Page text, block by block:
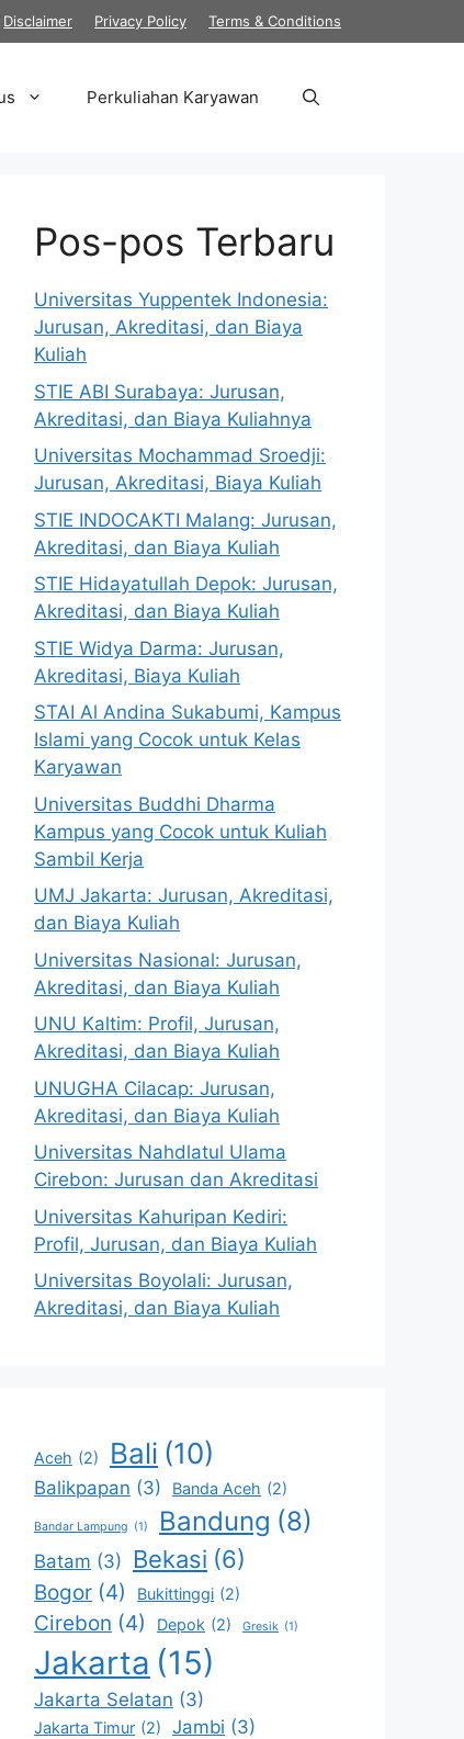
Disclaimer Privacy Policy Terms & Conditions
Perkuliahan Karyawan
Pos-pos Terbaru
Universitas Yuppentek Indonesia:
Jurusan, Akreditasi, dan Biaya
Kuliah
STIE ABI Surabaya: Jurusan,
Akreditasi, dan Biaya Kuliahnya
Universitas Mochammad Sroedji:
Jurusan, Akreditasi, Biaya Kuliah
STIE INDOCAKTI Malang: Jurusan,
Akreditasi, dan Biaya Kuliah
STIE Hidayatullah Depok: Jurusan,
Akreditasi, dan Biaya Kuliah
STIE Widya Darma: Jurusan,
Akreditasi, Biaya Kuliah
STAI Al Andina Sukabumi, Kampus
Islami yang Cocok untuk Kelas
Karyawan
Universitas Buddhi Dharma
Kampus yang Cocok untuk Kuliah
Sambil Kerja
UMJ Jakarta: Jurusan, Akreditasi,
dan Biaya Kuliah
Universitas Nasional: Jurusan,
Akreditasi, dan Biaya Kuliah
UNU Kaltim: Profil, Jurusan,
Akreditasi, dan Biaya Kuliah
UNUGHA Cilacap: Jurusan,
Akreditasi, dan Biaya Kuliah
Universitas Nahdlatul Ulama
Cirebon: Jurusan dan Akreditasi
Universitas Kahuripan Kediri:
Profil, Jurusan, dan Biaya Kuliah
Universitas Boyolali: Jurusan,
Akreditasi, dan Biaya Kuliah
Aceh (2) Bali (10)
Balikpapan (3) Banda Aceh (2)
Bandar Lampung (1) Bandung (8)
Batam (3) Bekasi (6)
Bogor (4) Bukittinggi (2)
Cirebon (4) Depok (2) Gresik (1)
Jakarta (15)
Jakarta Selatan (3)
Jakarta Timur (2) Jambi (3)